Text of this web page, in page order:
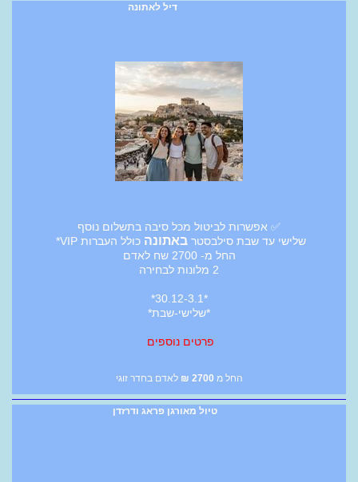
דיל לאתונה
✅ אפשרות לביטול מכל סיבה בתשלום נוסף
שלישי עד שבת סילבסטרבאתונה כולל העברות VIP*
החל מ- 2700 שח לאדם
2 מלונות לבחירה
*30.12-3.1*
*שלישי-שבת*
פרטים נוספים
החל מ 2700
₪ לאדם בחדר זוגי
טיול מאורגן פראג ודרזדן